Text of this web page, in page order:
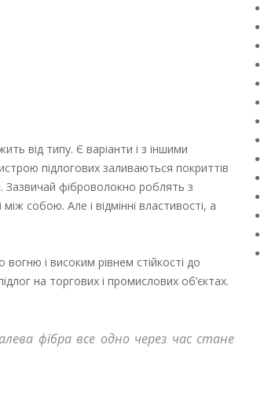
від типу. Є варіанти і з іншими
підлогових заливаються покриттів
Зазвичай фіброволокно роблять з
собою. Але і відмінні властивості, а
і високим рівнем стійкості до
на торгових і промислових об’єктах.
фібра все одно через час стане